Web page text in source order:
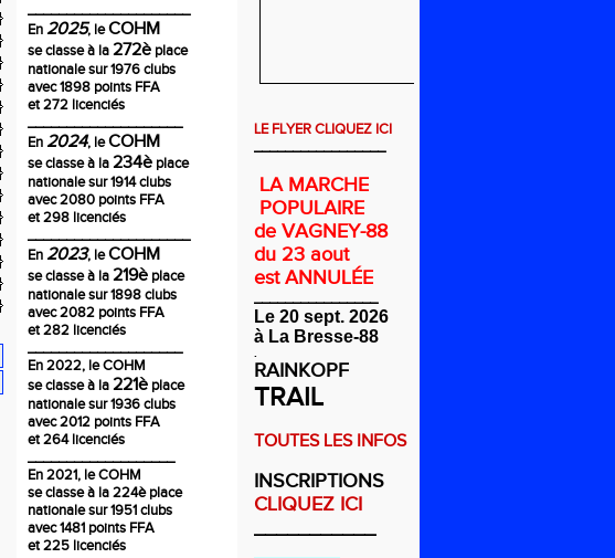
_____________________
En2025, leCOHM
se classe à la272è place
nationale sur 1976 clubs
avec 1898 points FFA
et 272 licenciés
____________________
En2024, leCOHM
se classe à la234è place
nationale sur 1914 clubs
avec 2080 points FFA
et 298 licenciés
_____________________
En2023, leCOHM
se classe à la219è place
nationale sur 1898 clubs
avec 2082 points FFA
et 282 licenciés
____________________
En2022, le COHM
se classe à la221è place
nationale sur 1936 clubs
avec 2012 points FFA
et 264 licenciés
___________________
En 2021, le COHM
se classe à la224èplace
nationale sur 1951 clubs
avec 1481 points FFA
et 225 licenciés
LE FLYER CLIQUEZ ICI
_________________
LA MARCHE
POPULAIRE
de VAGNEY-88
du 23 aout
est ANNULÉE
________________
Le 20 sept. 2026
à La Bresse-88
RAINKOPF
TRAIL
TOUTES LES INFOS
INSCRIPTIONS
CLIQUEZ ICI